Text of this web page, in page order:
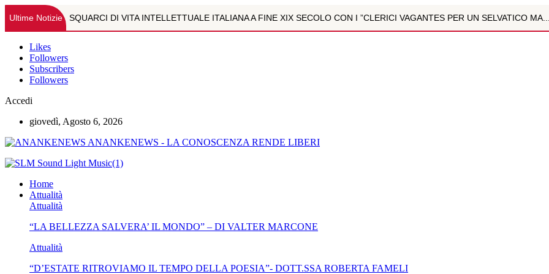
Ultime Notizie SQUARCI DI VITA INTELLETTUALE ITALIANA A FINE XIX SECOLO CON I ”CLERICI VAGANTES PER UN SELVATICO MA...
TEMI VARI DI ASTROLOGIA-DOTT.RE MARCO CALZOLI
"LA BELLEZZA SALVERA' IL MONDO" - DI VALTER MARCONE
"D’ESTATE RITROVIAMO IL TEMPO DELLA POESIA"- DOTT.SSA ROBERTA FAMELI
BAMBINI E ADOLESCENTI AL SICURO IN ESTATE: LA BUSSOLA PSICOLOGICA TRA PROTEZIONE E BUON SENSO IN...
Likes
Followers
Subscribers
Followers
Accedi
giovedì, Agosto 6, 2026
ANANKENEWS - LA CONOSCENZA RENDE LIBERI
Home
Attualità
Attualità
“LA BELLEZZA SALVERA’ IL MONDO” – DI VALTER MARCONE
Attualità
“D’ESTATE RITROVIAMO IL TEMPO DELLA POESIA”- DOTT.SSA ROBERTA FAMELI